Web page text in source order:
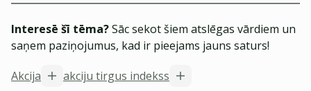
Interesē šī tēma?Sāc sekot šiem atslēgas vārdiem un
saņem paziņojumus, kad ir pieejams jauns saturs!
Akcija
akciju tirgus indekss